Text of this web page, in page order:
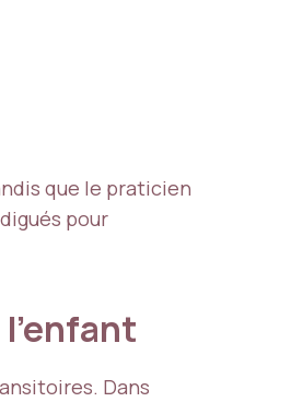
que le praticien
pour
Dans